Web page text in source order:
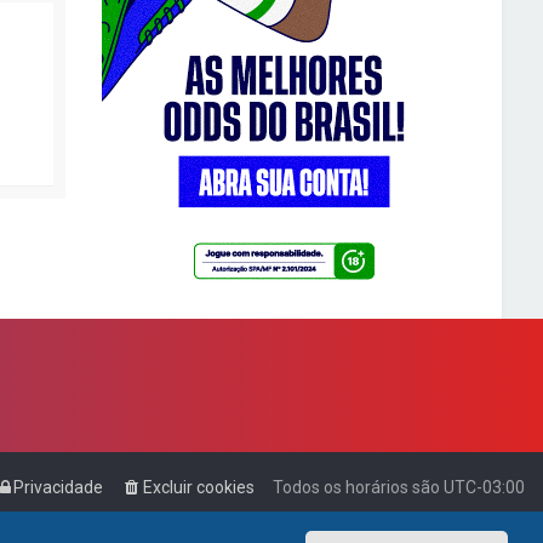
Todos os horários são UTC-03:00
Excluir cookies
Privacidade